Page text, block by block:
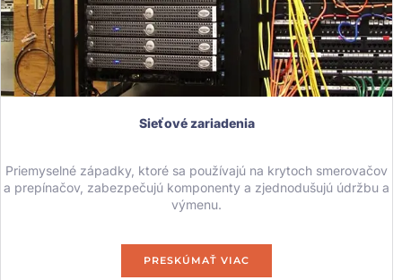
Sieťové zariadenia
Priemyselné západky, ktoré sa používajú na krytoch smerovačov
a prepínačov, zabezpečujú komponenty a zjednodušujú údržbu a
výmenu.
PRESKÚMAŤ VIAC